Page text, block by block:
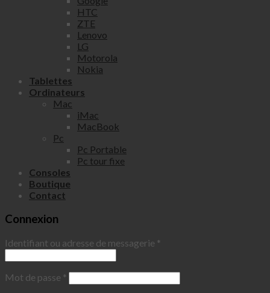
HTC
ZTE
Lenovo
LG
Motorola
Nokia
Tablettes
Ordinateurs
Mac
iMac
MacBook
Pc
Pc Portable
Pc tour fixe
Consoles
Boutique
Contact
Connexion
Identifiant ou adresse de messagerie *
Mot de passe *